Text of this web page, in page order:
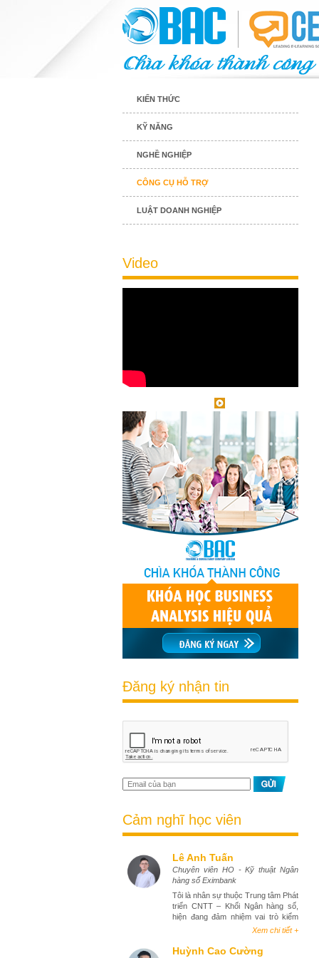
KIẾN THỨC
KỸ NĂNG
NGHỀ NGHIỆP
CÔNG CỤ HỖ TRỢ
LUẬT DOANH NGHIỆP
Video
Đăng ký nhận tin
Cảm nghĩ học viên
Lê Anh Tuấn
Chuyên viên HO - Kỹ thuật Ngân
hàng số Eximbank
Tôi là nhân sự thuộc Trung tâm Phát
triển CNTT – Khối Ngân hàng số,
hiện đang đảm nhiệm vai trò kiểm
thử phần mềm (tester). Việc tham
mang lại cho tôi góc nhìn toàn diện
Xem chi tiết +
Huỳnh Cao Cường